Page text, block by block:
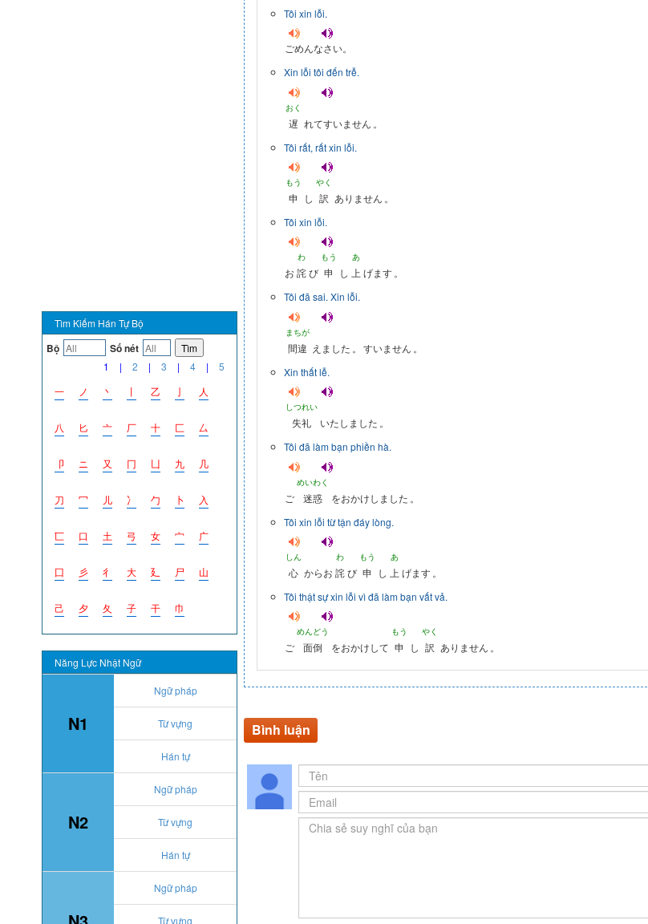
Tìm Kiếm Hán Tự Bộ
Bộ Số nét
Tìm
1
| 2 | 3 | 4 |
5
一
ノ 丶 丨 乙 亅 人
八 匕 亠 厂 十 匚 厶
卩 ニ 又 冂 凵 九 几
刀 冖 儿 冫 勹 卜 入
匸 口 土 弓 女 宀 广
囗 彡 彳 大 廴 尸 山
己 夕 夂 子 干 巾
Năng Lực Nhật Ngữ
N1
Ngữ pháp
Từ vựng
Hán tự
N2
Ngữ pháp
Từ vựng
Hán tự
Ngữ pháp
Từ vựng
Tôi xin lỗi.
ごめんなさい。
Xin lỗi tôi đến trễ.
おく
遅 れてすいません 。
Tôi rất, rất xin lỗi.
もう
申 し
やく
訳 ありません 。
Tôi xin lỗi.
お
わ
詫び
もう
申 し
あ
上げます。
Tôi đã sai. Xin lỗi.
まちが
間違 えました 。 すいません 。
Xin thất lễ.
しつれい
失礼 いたしました 。
Tôi đã làm bạn phiền hà.
ご
めいわく
迷惑 をおかけしました 。
Tôi xin lỗi từ tận đáy lòng.
しん
心 からお
わ
詫 び
もう
申 し
あ
上 げます 。
Tôi thật sự xin lỗi vì đã làm bạn vất vả.
ご
めんどう
面倒 をおかけして
もう
申 し
やく
訳 ありません 。
Bình luận